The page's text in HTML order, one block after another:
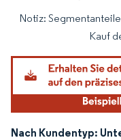
Bild © Mordor Intelligence.
Notiz:
Kauf
Nach Kundentyp: